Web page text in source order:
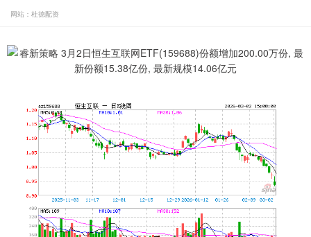
网站：杜德配资